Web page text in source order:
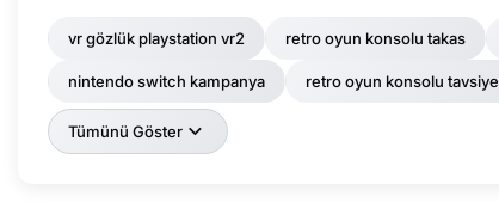
vr gözlük playstation vr2 retro oyun konsolu takas
nintendo switch kampanya retro oyun konsolu tavsiye
Tümünü Göster